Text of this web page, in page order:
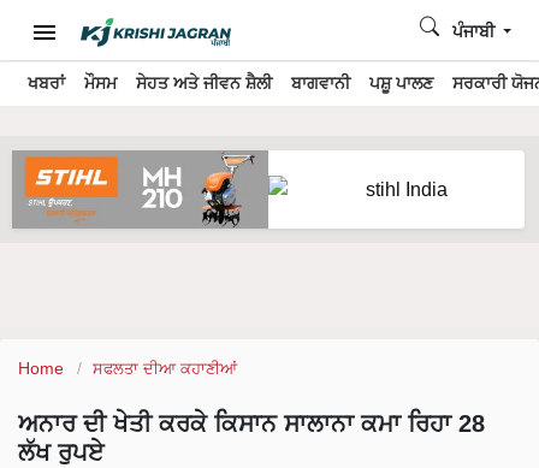
ਖਬਰਾਂ ਮੌਸਮ ਸੇਹਤ ਅਤੇ ਜੀਵਨ ਸ਼ੈਲੀ ਬਾਗਵਾਨੀ ਪਸ਼ੂ ਪਾਲਣ ਸਰਕਾਰੀ
ਪੰਜਾਬੀ
Home ਸਫਲਤਾ ਦੀਆ ਕਹਾਣੀਆਂ
ਅਨਾਰ ਦੀ ਖੇਤੀ ਕਰਕੇ ਕਿਸਾਨ ਸਾਲਾਨਾ ਕਮਾ ਰਿਹਾ 28
ਲੱਖ ਰੁਪਏ